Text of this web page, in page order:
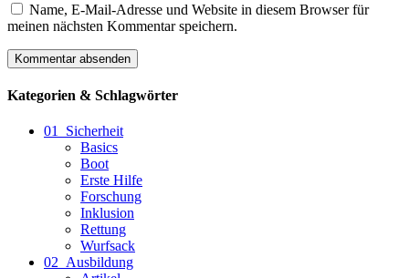
Name, E-Mail-Adresse und Website in diesem Browser für
meinen nächsten Kommentar speichern.
Kategorien & Schlagwörter
01_Sicherheit
Basics
Boot
Erste Hilfe
Forschung
Inklusion
Rettung
Wurfsack
02_Ausbildung